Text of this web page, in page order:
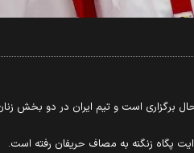
حال برگزاری است و تیم ایران در دو بخش
پگاه زنگنه به مصاف حریفان رفته است.